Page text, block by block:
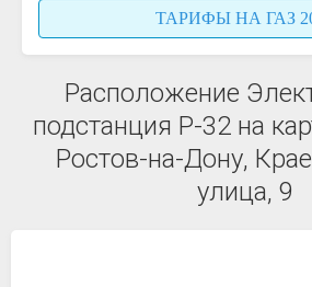
ТАРИФЫ НА ГАЗ
Расположение
подстанция Р-32 на
Ростов-на-Дону,
улица, 9